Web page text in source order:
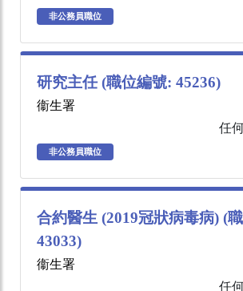
非公務員職位
研究主任 (職位編號: 45236)
衞生署
任
非公務員職位
合約醫生 (2019冠狀病毒病) (
43033)
衞生署
任